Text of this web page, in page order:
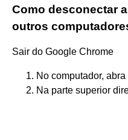
Como desconectar
outros
Sair do Google Chrome
No computador,
Na parte superior